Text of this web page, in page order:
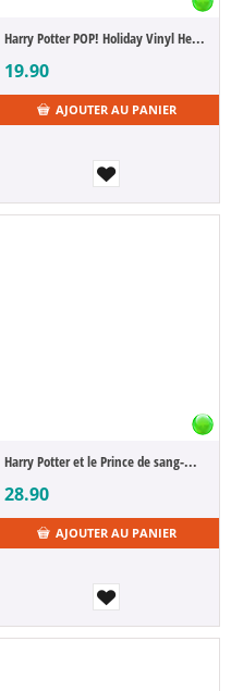
Harry Potter POP! Holiday Vinyl Hermione Oppugno 9 cm
19.90
AJOUTER AU PANIER
Harry Potter et le Prince de sang-mêlé pack 4 minis Fisher-Price Little People Collector 7 cm
28.90
AJOUTER AU PANIER